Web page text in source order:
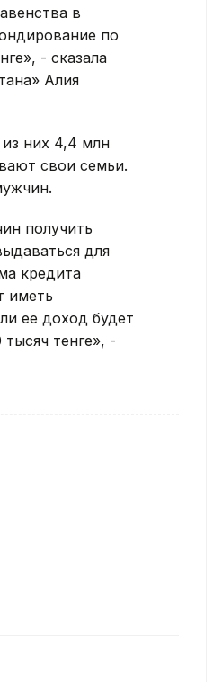
в
по
- сказала
Алия
них 4,4 млн
свои семьи.
получить
для
кредита
иметь
ее доход будет
тенге», -